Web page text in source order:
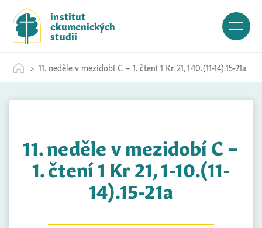
c
institut
ekumenických
studií
11. neděle v mezidobí C – 1. čtení 1 Kr 21, 1-10.(11-14).15-21a
11. neděle v mezidobí C –
1. čtení 1 Kr 21, 1-10.(11-
14).15-21a